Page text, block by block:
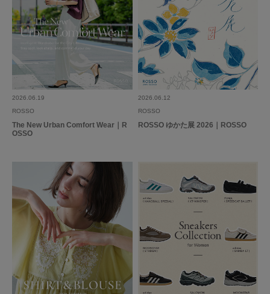
2026.06.19
ROSSO
The New Urban Comfort Wear｜R
OSSO
2026.06.12
ROSSO
ROSSO ゆかた展 2026｜ROSSO